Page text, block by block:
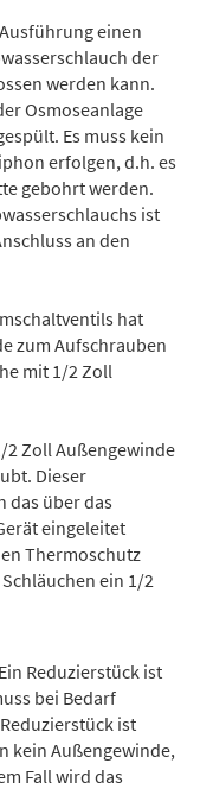
einen
der
werden kann.
Osmoseanlage
Es muss kein
erfolgen, d.h. es
gebohrt werden.
ist
an den
hat
zum Aufschrauben
mit 1/2 Zoll
2 Zoll Außengewinde
Dieser
das über das
eingeleitet
Thermoschutz
ein 1/2
Ein Reduzierstück ist
bei Bedarf
ist
kein Außengewinde,
Fall wird das